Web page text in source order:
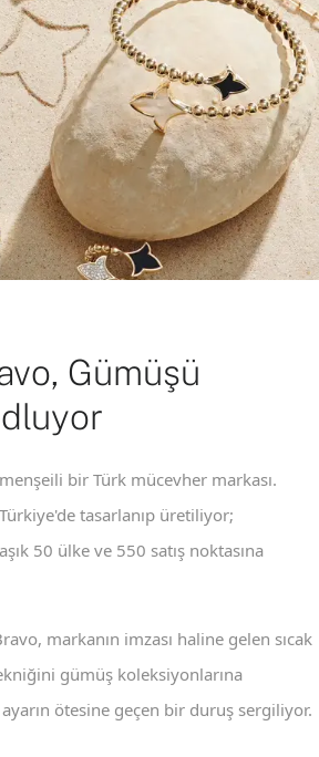
Gümüşü
bir Türk mücevher markası.
tasarlanıp üretiliyor;
50 ülke ve 550 satış noktasına
markanın imzası haline gelen sıcak
gümüş koleksiyonlarına
ötesine geçen bir duruş sergiliyor.